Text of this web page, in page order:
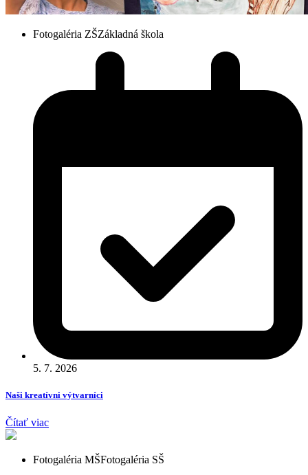
Fotogaléria ZŠZákladná škola
5. 7. 2026
Naši kreatívni výtvarníci
Čítať viac
Fotogaléria MŠFotogaléria SŠ